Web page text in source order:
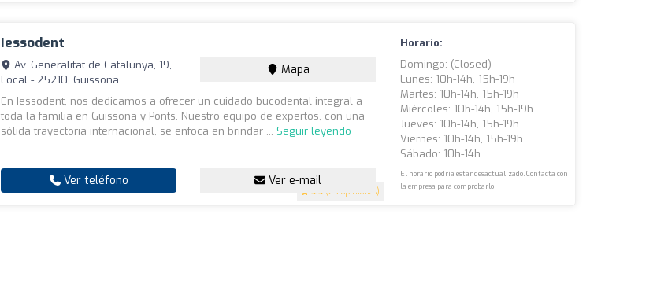
Iessodent
4.4 (25 opiniones)
Av. Generalitat de Catalunya, 19,
Local - 25210, Guissona
Mapa
En Iessodent, nos dedicamos a ofrecer un cuidado bucodental integral a
toda la familia en Guissona y Ponts. Nuestro equipo de expertos, con una
sólida trayectoria internacional, se enfoca en brindar ... Seguir leyendo
Ver teléfono Ver e-mail
Horario:
Domingo: (closed)
Lunes: 10h-14h, 15h-19h
Martes: 10h-14h, 15h-19h
Miércoles: 10h-14h, 15h-19h
Jueves: 10h-14h, 15h-19h
Viernes: 10h-14h, 15h-19h
Sábado: 10h-14h
El horario podría estar desactualizado. Contacta con
la empresa para comprobarlo.